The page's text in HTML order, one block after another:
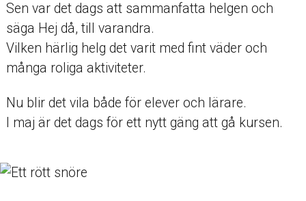
Sen var det dags att sammanfatta helgen och
säga Hej då, till varandra.
Vilken härlig helg det varit med fint väder och
många roliga aktiviteter.
Nu blir det vila både för elever och lärare.
I maj är det dags för ett nytt gäng att gå kursen.